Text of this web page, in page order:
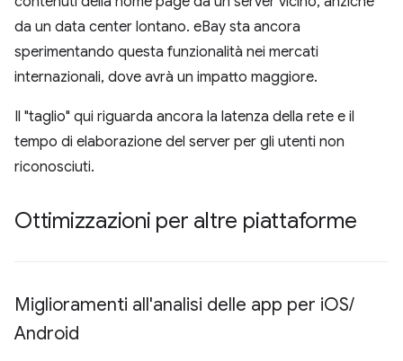
da un data center lontano. eBay sta ancora
sperimentando questa funzionalità nei mercati
internazionali, dove avrà un impatto maggiore.
Il "taglio" qui riguarda ancora la latenza della rete e il
tempo di elaborazione del server per gli utenti non
riconosciuti.
Ottimizzazioni per altre piattaforme
Miglioramenti all'analisi delle app per iOS/
Android